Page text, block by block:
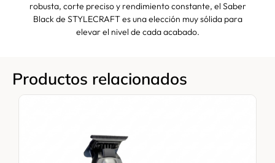
robusta, corte preciso y rendimiento constante, el Saber
Black de STYLECRAFT es una elección muy sólida para
elevar el nivel de cada acabado.
Productos relacionados